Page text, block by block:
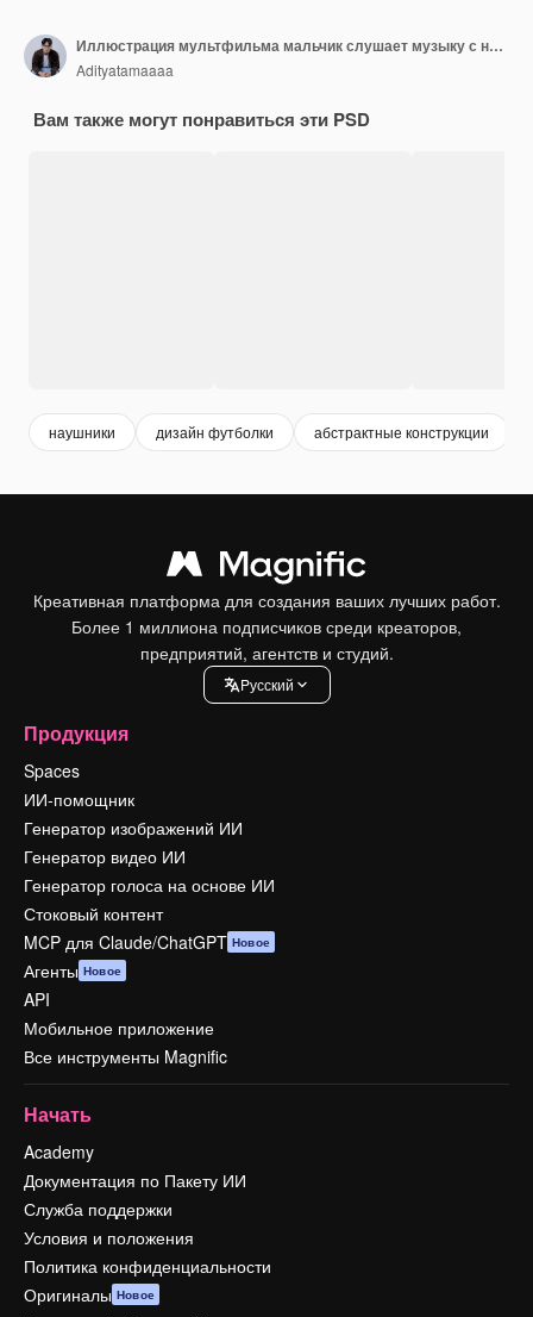
Иллюстрация мультфильма мальчик слушает музыку с наушниками
Adityatamaaaa
Вам также могут понравиться эти PSD
наушники дизайн футболки абстрактные конструкции
Креативная платформа для создания ваших лучших работ.
Более 1 миллиона подписчиков среди креаторов,
предприятий, агентств и студий.
Pусский
Продукция
Spaces
ИИ-помощник
Генератор изображений ИИ
Генератор видео ИИ
Генератор голоса на основе ИИ
Стоковый контент
MCP для Claude/ChatGPT Новое
Агенты Новое
API
Мобильное приложение
Все инструменты Magnific
Начать
Academy
Документация по Пакету ИИ
Служба поддержки
Условия и положения
Политика конфиденциальности
Оригиналы Новое